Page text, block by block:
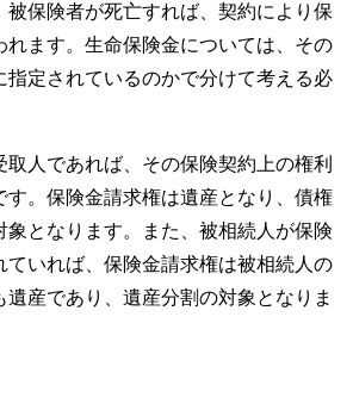
被保険者が死亡すれば、契約により保
れます。生命保険金については、その
指定されているのかで分けて考える必
人であれば、その保険契約上の権利
す。保険金請求権は遺産となり、債権
象となります。また、被相続人が保険
ていれば、保険金請求権は被相続人の
産であり、遺産分割の対象となりま